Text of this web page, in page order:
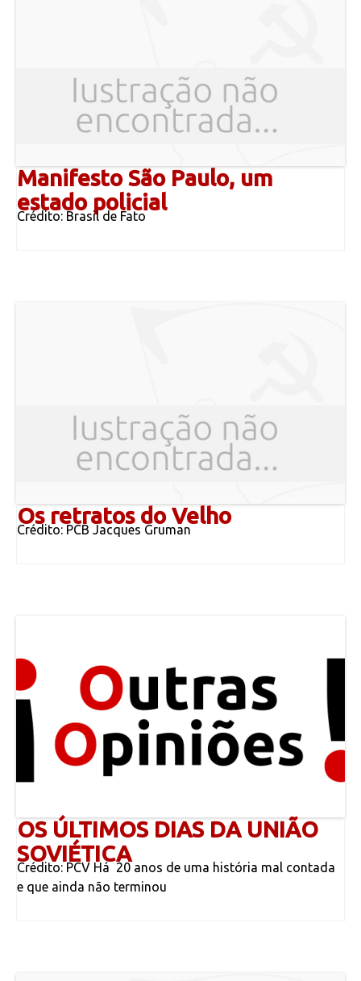
Manifesto São Paulo, um
estado policial
Crédito: Brasil de Fato
Os retratos do Velho
Crédito: PCB Jacques Gruman
OS ÚLTIMOS DIAS DA UNIÃO
SOVIÉTICA
Crédito: PCV Há 20 anos de uma história mal contada
e que ainda não terminou